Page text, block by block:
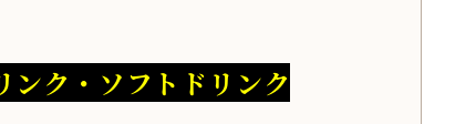
ク・ソフトドリンク